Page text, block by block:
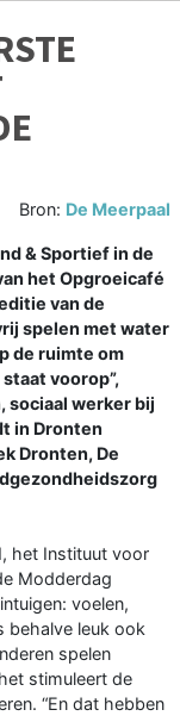
Bron: De Meerpaal
& Sportief in de
het Opgroeicafé
van de
spelen met water
de ruimte om
voorop”,
sociaal werker bij
in Dronten
Dronten, De
het Instituut voor
Modderdag
voelen,
behalve leuk ook
spelen
stimuleert de
“En dat hebben